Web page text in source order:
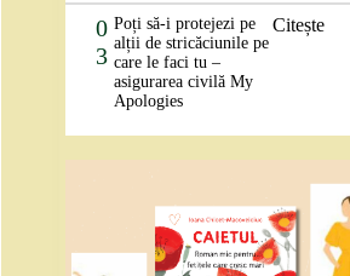
0
3
Poți să-i protejezi pe
alții de stricăciunile pe
care le faci tu –
asigurarea civilă My
Apologies
Citește